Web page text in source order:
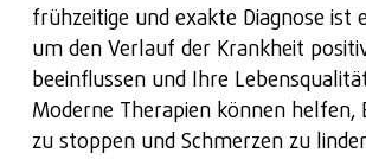
frühzeitige und exakte Diagnose ist
um den Verlauf der Krankheit
beeinflussen und Ihre
Moderne Therapien können helfen,
zu stoppen und Schmerzen zu